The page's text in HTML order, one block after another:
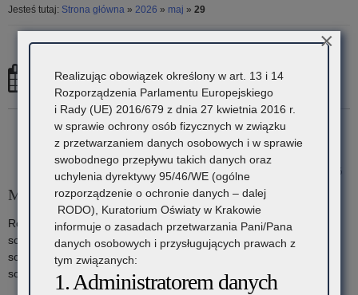
Jesteś tutaj: Strona główna » 2026 » maj » 29
29 maja, 2026
29 maja 2026
Małopolski Konkurs Języka Hiszpańskiego
Rok szkolny 2020/2021 Etap szkolny – zadania Etap szkolny –
schemat oceniania Etap rejonowy – zadania Etap rejonowy –
schemat oceniania Etap wojewódzki – zadania Etap wojewódzki –
schemat oceniania
Realizując obowiązek określony w art. 13 i 14
Rozporządzenia Parlamentu Europejskiego
i Rady (UE) 2016/679 z dnia 27 kwietnia 2016 r.
w sprawie ochrony osób fizycznych w związku
z przetwarzaniem danych osobowych i w sprawie
swobodnego przepływu takich danych oraz
uchylenia dyrektywy 95/46/WE (ogólne
rozporządzenie o ochronie danych – dalej
RODO), Kuratorium Oświaty w Krakowie
informuje o zasadach przetwarzania Pani/Pana
danych osobowych i przysługujących prawach z
tym związanych:
1. Administratorem danych
×